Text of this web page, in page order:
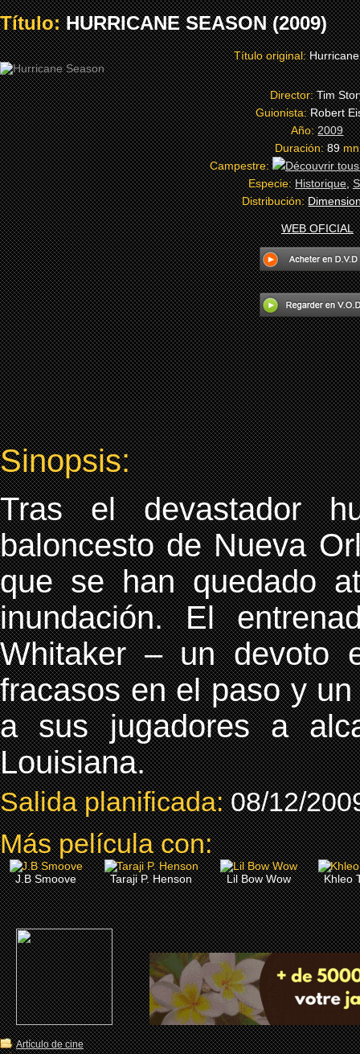
Título:HURRICANE SEASON (2009)
Título original:
Director:Tim
Guionista:Robert
Año:2009
Duración:89mn
Campestre:
Especie:Historique,
Distribución:
WEB OFICIAL
Sinopsis:
Tras el devastador
baloncesto de Nueva
que se han quedado
inundación. El
Whitaker – un devoto
fracasos en el paso y
a sus jugadores a
Louisiana.
Salida planificada:08/12/
Más película con:
J.B Smoove Taraji P. Henson Lil Bow Wow Khleo
Artículo de cine